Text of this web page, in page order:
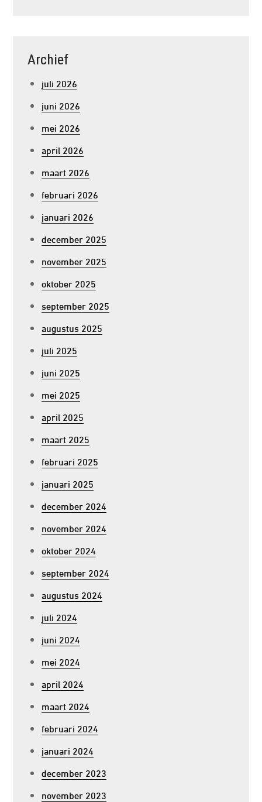
Archief
juli 2026
juni 2026
mei 2026
april 2026
maart 2026
februari 2026
januari 2026
december 2025
november 2025
oktober 2025
september 2025
augustus 2025
juli 2025
juni 2025
mei 2025
april 2025
maart 2025
februari 2025
januari 2025
december 2024
november 2024
oktober 2024
september 2024
augustus 2024
juli 2024
juni 2024
mei 2024
april 2024
maart 2024
februari 2024
januari 2024
december 2023
november 2023